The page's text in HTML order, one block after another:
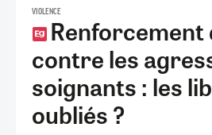
VIOLENCE
Renforcement
contre les
soignants : les
oubliés ?